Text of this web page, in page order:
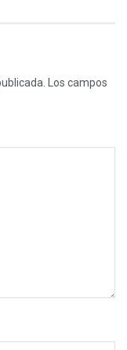
Los campos